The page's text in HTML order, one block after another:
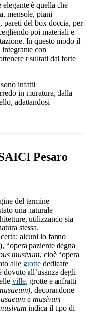
è quella che
mensole, piani
pareti del box doccia, per
poi materiali e
In questo modo il
integrante con
risultati dal forte
infatti
in muratura, dalla
adattandosi
Pesaro
del termine
una naturale
utilizzando sia
stessa.
alcuni lo fanno
), “opera paziente degna
musivum, cioè “opera
alle grotte dedicate
dovuto all’usanza degli
ville, grotte e anfratti
, decorandone
o musivum
indica il tipo di